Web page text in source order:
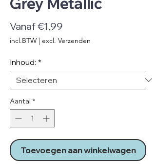
Vanaf€1,99
incl.BTW | excl. Verzenden
Inhoud: *
Aantal *
Toevoegen aan winkelwagen